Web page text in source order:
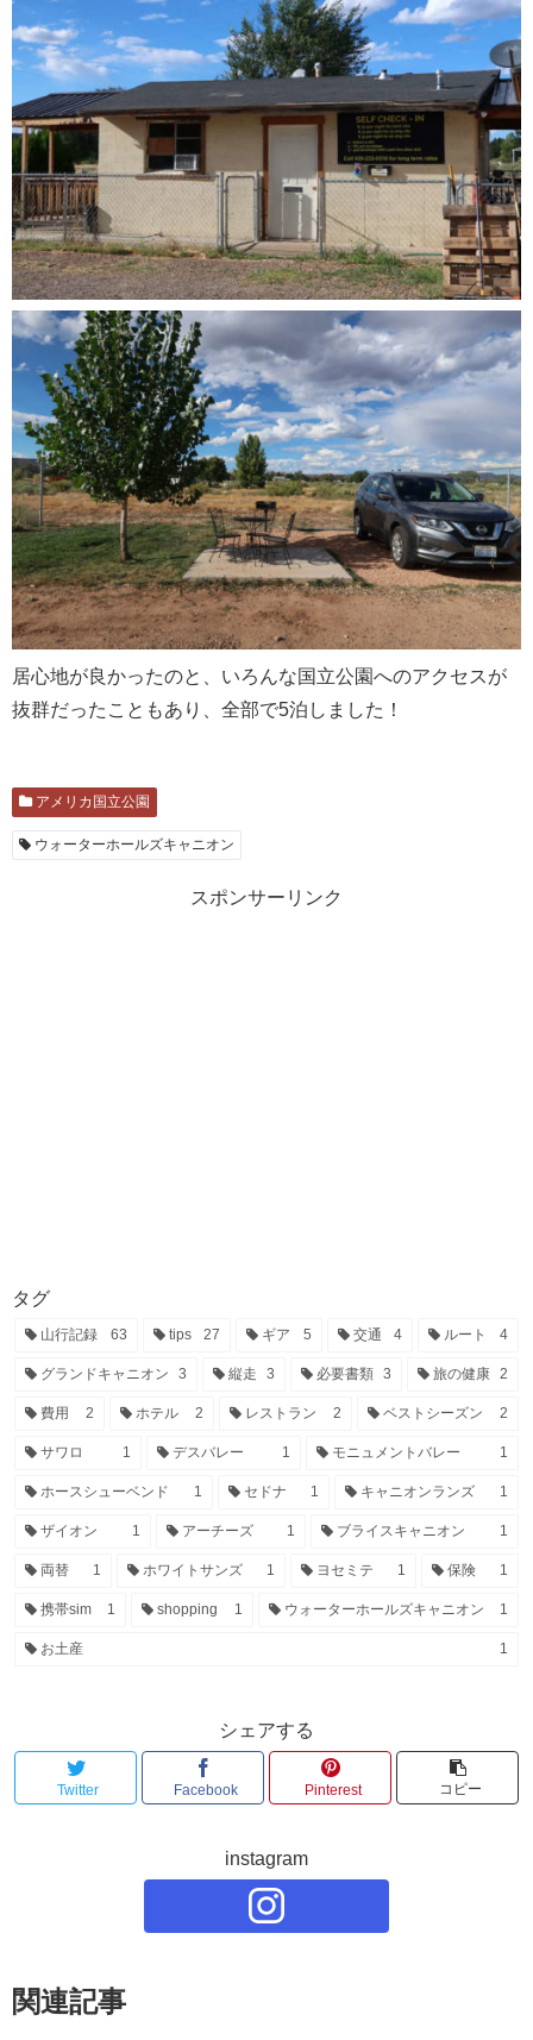
居心地が良かったのと、いろんな国立公園へのアクセスが
抜群だったこともあり、全部で5泊しました！
アメリカ国立公園
ウォーターホールズキャニオン
スポンサーリンク
タグ
山行記録 63 tips 27 ギア 5 交通 4 ルート 4
グランドキャニオン 3 縦走 3 必要書類 3 旅の健康 2
費用 2 ホテル 2 レストラン 2 ベストシーズン 2
サワロ 1 デスバレー 1 モニュメントバレー 1
ホースシューベンド 1 セドナ 1 キャニオンランズ 1
ザイオン 1 アーチーズ 1 ブライスキャニオン 1
両替 1 ホワイトサンズ 1 ヨセミテ 1 保険 1
携帯sim 1 shopping 1 ウォーターホールズキャニオン 1
お土産 1
シェアする
Twitter Facebook Pinterest コピー
instagram
関連記事